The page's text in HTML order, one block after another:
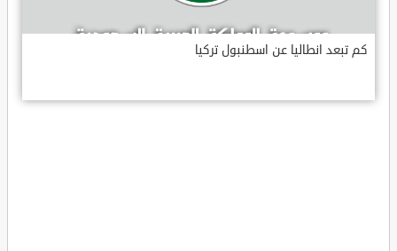
كم تبعد انطاليا عن اسطنبول تركيا